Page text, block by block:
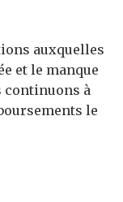
auxquelles
et le manque
continuons à
le